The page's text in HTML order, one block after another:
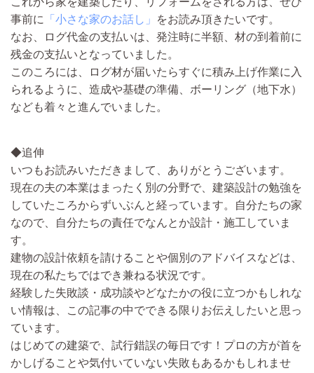
事前に
「小さな家のお話し」
をお読み頂きたいです。
なお、ログ代金の支払いは、発注時に半額、材の到着前に
残金の支払いとなっていました。
このころには、ログ材が届いたらすぐに積み上げ作業に入
られるように、造成や基礎の準備、ボーリング（地下水）
なども着々と進んでいました。
◆追伸
いつもお読みいただきまして、ありがとうございます。
現在の夫の本業はまったく別の分野で、建築設計の勉強を
していたころからずいぶんと経っています。自分たちの家
なので、自分たちの責任でなんとか設計・施工していま
す。
建物の設計依頼を請けることや個別のアドバイスなどは、
現在の私たちではでき兼ねる状況です。
経験した失敗談・成功談やどなたかの役に立つかもしれな
い情報は、この記事の中でできる限りお伝えしたいと思っ
ています。
はじめての建築で、試行錯誤の毎日です！ プロの方が首を
かしげることや気付いていない失敗もあるかもしれませ